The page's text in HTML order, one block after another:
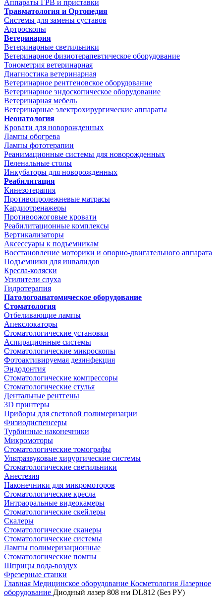
Аппараты ГРВ и приставки
Травматология и Ортопедия
Системы для замены суставов
Артроскопы
Ветеринария
Ветеринарные светильники
Ветеринарное физиотерапевтическое оборудование
Тонометрия ветеринарная
Диагностика ветеринарная
Ветеринарное рентгеновское оборудование
Ветеринарное эндоскопическое оборудование
Ветеринарная мебель
Ветеринарные электрохирургические аппараты
Неонатология
Кровати для новорожденных
Лампы обогрева
Лампы фототерапии
Реанимационные системы для новорожденных
Пеленальные столы
Инкубаторы для новорожденных
Реабилитация
Кинезотерапия
Противопролежневые матрасы
Кардиотренажеры
Противоожоговые кровати
Реабилитационные комплексы
Вертикализаторы
Аксессуары к подъемникам
Восстановление моторики и опорно-двигательного аппарата
Подъемники для инвалидов
Кресла-коляски
Усилители слуха
Гидротерапия
Патологоанатомическое оборудование
Стоматология
Отбеливающие лампы
Апекслокаторы
Стоматологические установки
Аспирационные системы
Стоматологические микроскопы
Фотоактивируемая дезинфекция
Эндодонтия
Стоматологические компрессоры
Стоматологические стулья
Дентальные рентгены
3D принтеры
Приборы для световой полимеризации
Физиодиспенсеры
Турбинные наконечники
Микромоторы
Стоматологические томографы
Ультразвуковые хирургические системы
Стоматологические светильники
Анестезия
Наконечники для микромоторов
Стоматологические кресла
Интраоральные видеокамеры
Стоматологические скейлеры
Скалеры
Стоматологические сканеры
Стоматологические системы
Лампы полимеризационные
Стоматологические помпы
Шприцы вода-воздух
Фрезерные станки
Главная Медицинское оборудование Косметология Лазерное
оборудование Диодный лазер 808 нм DL812 (Без РУ)